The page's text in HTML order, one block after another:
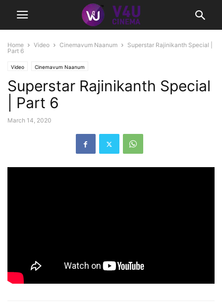
Home Video Cinemavum Naanum
Superstar Rajinikanth Special |
Part 6
Video Cinemavum Naanum
Superstar Rajinikanth Special
| Part 6
March 14, 2020